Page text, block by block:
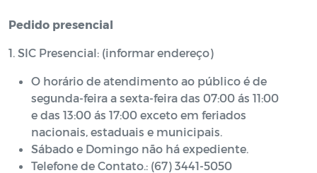
Pedido presencial
1. SIC Presencial: (informar endereço)
O horário de atendimento ao público é de
segunda-feira a sexta-feira das 07:00 ás 11:00
e das 13:00 ás 17:00 exceto em feriados
nacionais, estaduais e municipais.
Sábado e Domingo não há expediente.
Telefone de Contato.: (67) 3441-5050